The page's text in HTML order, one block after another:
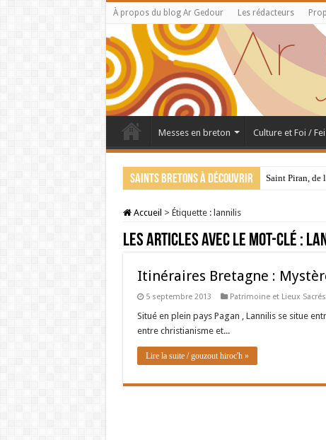
À propos du blog Ar Gedour Les rédacteurs
Messes en breton Culture et Foi /
Saints bretons à découvrir Saint Piran, de
Accueil > Étiquette : lannilis
Les articles avec le mot-clé :
Itinéraires Bretagne :
5 septembre 2013 Patrimoine et Lieux Sacrés
Situé en plein pays Pagan , Lannilis se situe
entre christianisme et...
Lire la suite / gouzout hiroc'h »